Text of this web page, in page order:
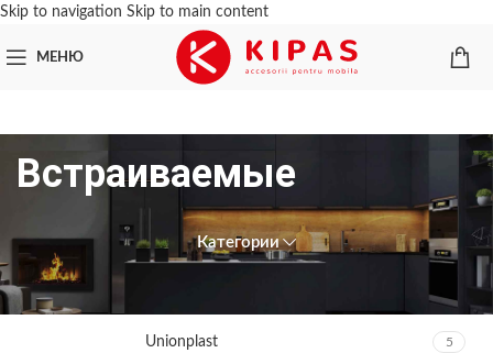
Skip to navigation Skip to main content
МЕНЮ
Встраиваемые
Категории
ПРОИЗВОДИТЕЛЬ
Unionplast 5